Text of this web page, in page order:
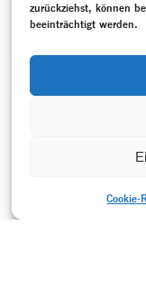
zurückziehst, können
beeinträchtigt werden.
Cookie-
Asentic, Saša